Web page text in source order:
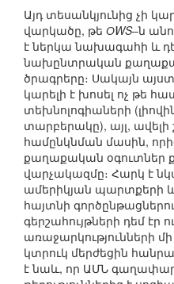
Այդ տեսանկյունից չի
վարկածը, թե ОWS–ն
է ներկա նախագահի և
նախընտրական
ծրագրերը։ Սակայն
կարելի է խոսել ոչ թե
տեխնոլոգիաների
տարբերակը), այլ, ավելի
համընկնման մասին,
քաղաքական օգուտներ
վարչակազմը։ Հարկ է
ամերիկյան պարտքերի
հայտնի
գերշահույթների դեմ
առաջարկությունների
կտրուկ մերժեցին
է նաև, որ ԱՄՆ